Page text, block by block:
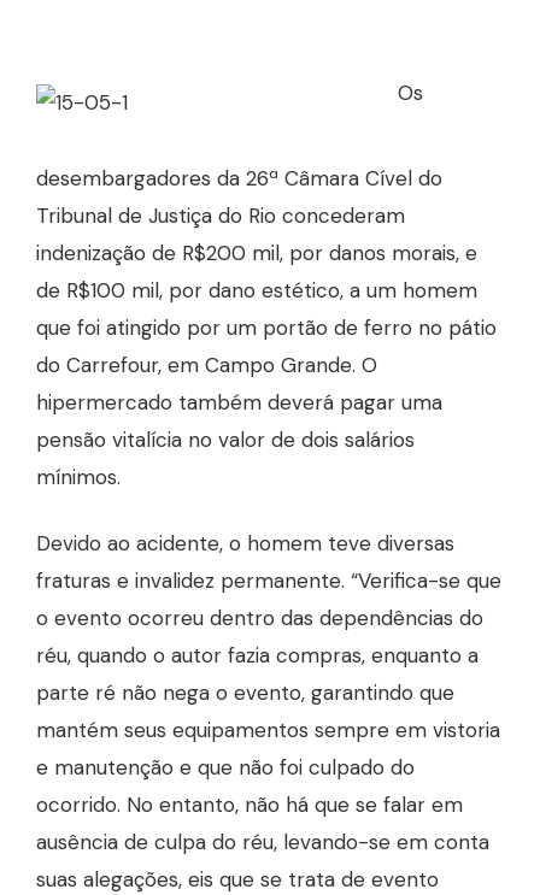
Os
desembargadores da 26ª Câmara Cível do
Tribunal de Justiça do Rio concederam
indenização de R$200 mil, por danos morais, e
de R$100 mil, por dano estético, a um homem
que foi atingido por um portão de ferro no pátio
do Carrefour, em Campo Grande. O
hipermercado também deverá pagar uma
pensão vitalícia no valor de dois salários
mínimos.
Devido ao acidente, o homem teve diversas
fraturas e invalidez permanente. “Verifica-se que
o evento ocorreu dentro das dependências do
réu, quando o autor fazia compras, enquanto a
parte ré não nega o evento, garantindo que
mantém seus equipamentos sempre em vistoria
e manutenção e que não foi culpado do
ocorrido. No entanto, não há que se falar em
ausência de culpa do réu, levando-se em conta
suas alegações, eis que se trata de evento